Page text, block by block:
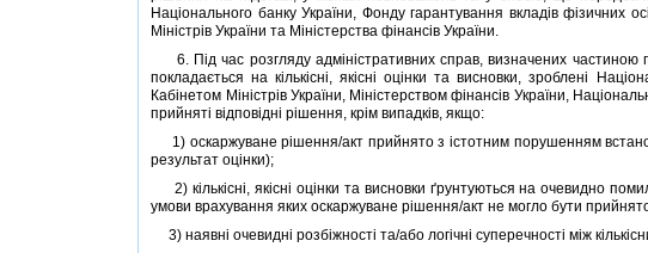
Нацiонального банку України, Фонду гарантування вкладiв фiзичних
Мiнiстрiв України та Мiнiстерства фiнансiв України.
6. Пiд час розгляду адмiнiстративних справ, визначених частиною
покладається на кiлькiснi, якiснi оцiнки та висновки, зробленi
Кабiнетом Мiнiстрiв України, Мiнiстерством фiнансiв України,
прийнятi вiдповiднi рiшення, крiм випадкiв, якщо:
1) оскаржуване рiшення/акт прийнято з iстотним порушенням
результат оцiнки);
2) кiлькiснi, якiснi оцiнки та висновки ґрунтуються на очевидно
умови врахування яких оскаржуване рiшення/акт не могло бути
3) наявнi очевиднi розбiжностi та/або логiчнi суперечностi мiж